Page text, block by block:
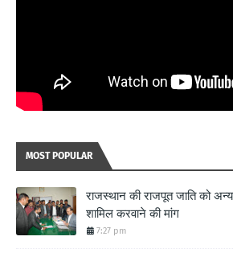
MOST POPULAR
राजस्थान की राजपूत जाति को
शामिल करवाने की मांग
7:27 pm